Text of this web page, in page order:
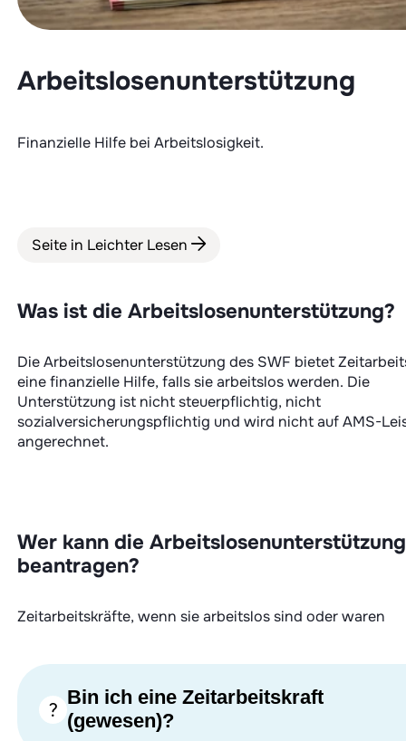
Arbeitslosenunterstützung
Finanzielle Hilfe bei Arbeitslosigkeit.
Seite in Leichter Lesen
Was ist die Arbeitslosenunterstützung?
Die Arbeitslosenunterstützung des SWF bietet
eine finanzielle Hilfe, falls sie arbeitslos werden. Die
Unterstützung ist nicht steuerpflichtig, nicht
sozialversicherungspflichtig und wird nicht auf AMS-
angerechnet.
Wer kann die Arbeitslosenunterstützung
beantragen?
Zeitarbeitskräfte, wenn sie arbeitslos sind oder waren
Bin ich eine Zeitarbeitskraft
(gewesen)?